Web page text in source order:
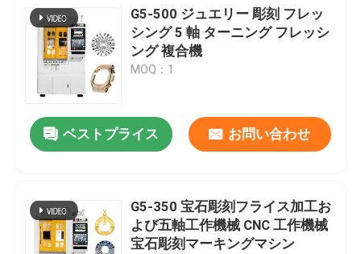
G5-500 ジュエリー 彫刻 フレッ
シング 5 軸 ターニング フレッシ
ング 複合機
MOQ：1
ベストプライス お問い合わせ
G5-350 宝石彫刻フライス加工お
よび五軸工作機械 CNC 工作機械
宝石彫刻マーキングマシン